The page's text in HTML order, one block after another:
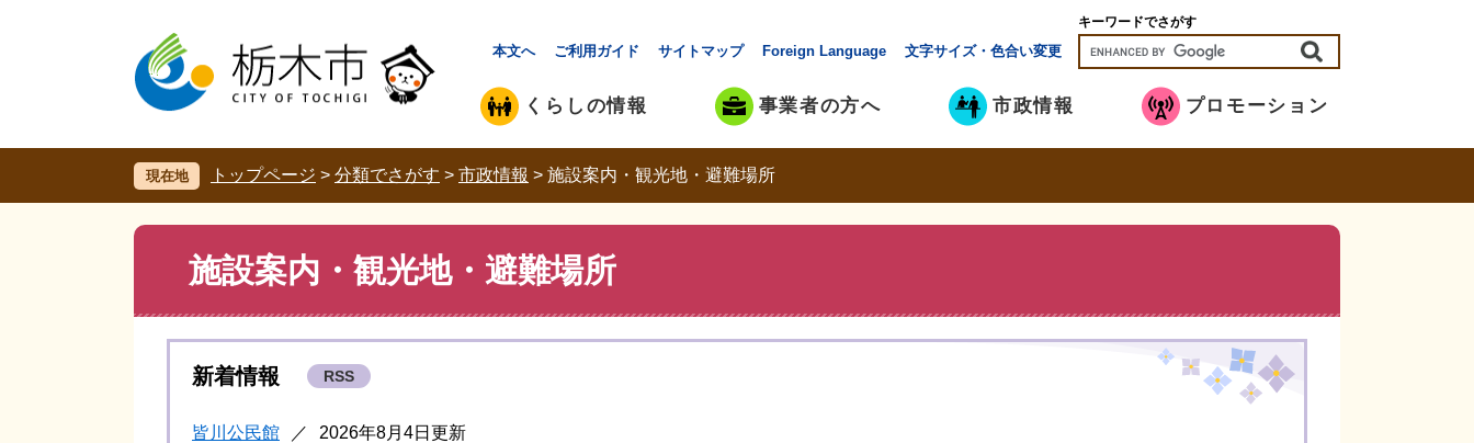
で
ば
本文へ ご利用ガイド サイトマップ Foreign Language 文字サイズ・色合い変更
キーワードでさがす
くらしの情報 事業者の方へ 市政情報 プロモーション
現在地 トップページ > 分類でさがす > 市政情報 > 施設案内・観光地・避難場所
施設案内・観光地・避難場所
新着情報
皆川公民館
2026年8月4日更新
RSS